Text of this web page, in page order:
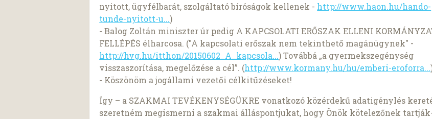
nyitott, ügyfélbarát, szolgáltató bíróságok kellenek - http://www.haon.hu/hando-
tunde-nyitott-u...)
- Balog Zoltán miniszter úr pedig A KAPCSOLATI ERŐSZAK ELLENI
FELLÉPÉS élharcosa. ("A kapcsolati erőszak nem tekinthető magánügynek" -
http://hvg.hu/itthon/20150602_A_kapcsola...) Továbbá „a gyermekszegénység
visszaszorítása, megelőzése a cél”. (http://www.kormany.hu/hu/emberi-eroforra...
- Köszönöm a jogállami vezetői célkitűzéseket!
Így – a SZAKMAI TEVÉKENYSÉGÜKRE vonatkozó közérdekű adatigénylés
szeretném megismerni a szakmai álláspontjukat, hogy Önök kötelezőnek